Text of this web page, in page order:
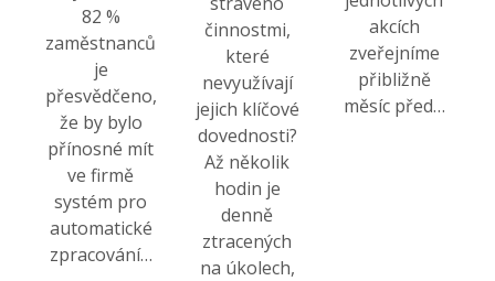
82 %
zaměstnanců
je
přesvědčeno,
že by bylo
přínosné mít
ve firmě
systém pro
automatické
zpracování…
činnostmi,
které
nevyužívají
jejich klíčové
dovednosti?
Až několik
hodin je
denně
ztracených
na úkolech,
akcích
zveřejníme
přibližně
měsíc před…